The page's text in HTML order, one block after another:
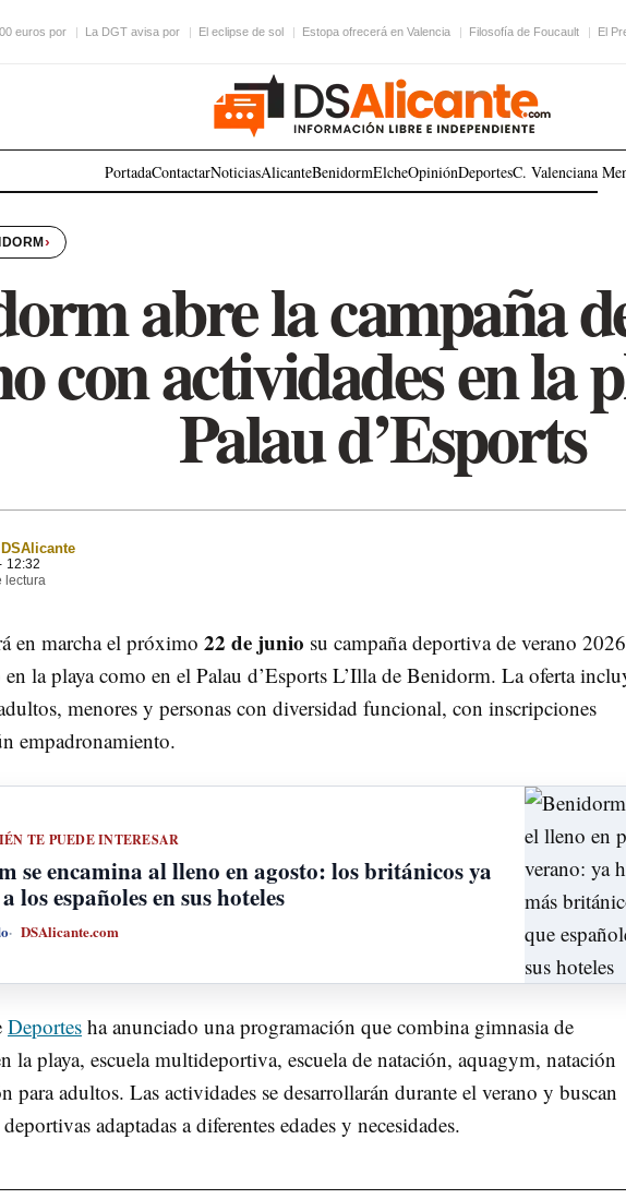
euros por La DGT avisa por El eclipse de sol Estopa ofrecerá en Valencia Filosofía de Foucault El
PortadaContactarNoticiasAlicanteBenidormElcheOpiniónDeportesC. Valenciana
›
abre la campaña
con actividades en la
Palau d’Esports
12:32
lectura
en marcha el próximo 22 de junio su campaña deportiva de verano
la playa como en el Palau d’Esports L’Illa de Benidorm. La oferta
menores y personas con diversidad funcional, con inscripciones
empadronamiento.
TE PUEDE INTERESAR
se encamina al lleno en agosto: los británicos ya
los españoles en sus hoteles
DSAlicante.com
Deportes ha anunciado una programación que combina gimnasia de
la playa, escuela multideportiva, escuela de natación, aquagym, natación
para adultos. Las actividades se desarrollarán durante el verano y buscan
adaptadas a diferentes edades y necesidades.